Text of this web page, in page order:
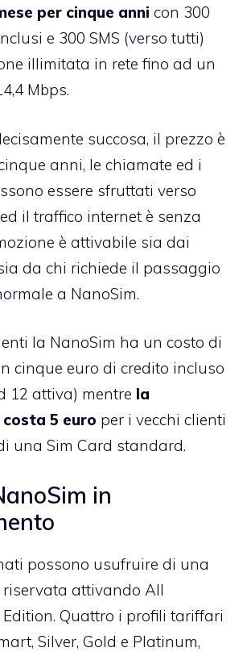
per cinque anni con 300
e 300 SMS (verso tutti)
illimitata in rete fino ad un
Mbps.
succosa, il prezzo è
anni, le chiamate ed i
essere sfruttati verso
il traffico internet è senza
è attivabile sia dai
da chi richiede il passaggio
a NanoSim.
la NanoSim ha un costo di
cinque euro di credito incluso
12 attiva) mentre la
5 euro per i vecchi clienti
una Sim Card standard.
in
possono usufruire di una
attivando All
. Quattro i profili tariffari
Silver, Gold e Platinum,